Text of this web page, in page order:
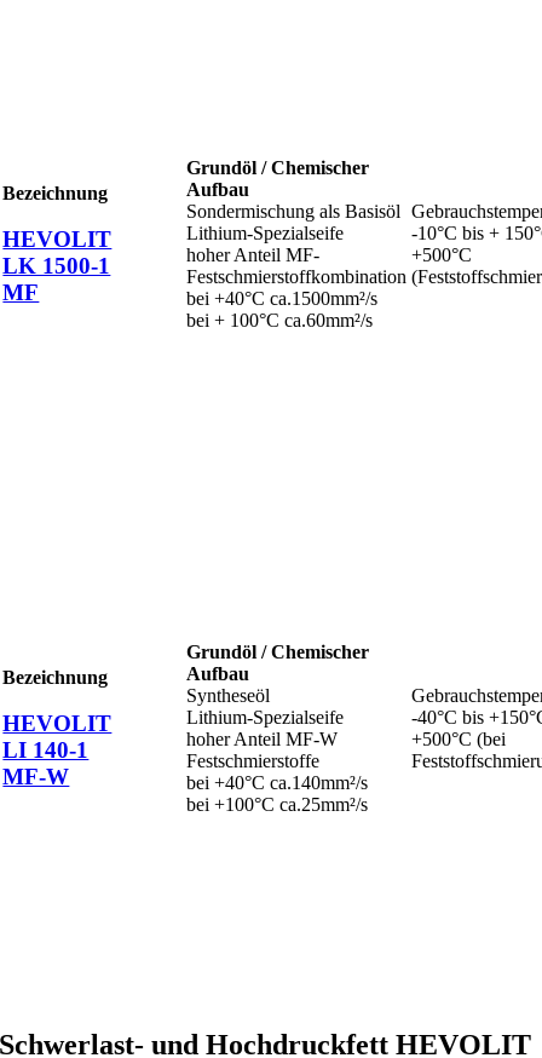
Bezeichnung
HEVOLIT
LK 1500-1
MF
Grundöl / Chemischer
Aufbau
Sondermischung als Basisöl
Lithium-Spezialseife
hoher Anteil MF-
Festschmierstoffkombination
bei +40°C ca.1500mm²/s
bei + 100°C ca.60mm²/s
-10°C bis +
+500°C
Bezeichnung
HEVOLIT
LI 140-1
MF-W
Grundöl / Chemischer
Aufbau
Syntheseöl
Lithium-Spezialseife
hoher Anteil MF-W
Festschmierstoffe
bei +40°C ca.140mm²/s
bei +100°C ca.25mm²/s
-40°C bis
+500°C (bei
Schwerlast- und Hochdruckfett HEVOLIT